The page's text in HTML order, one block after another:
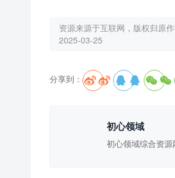
资源来源于互联网，版权归原
2025-03-25
分享到：   
初心领域
初心领域综合资